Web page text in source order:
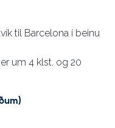
til Barcelona í beinu
um 4 klst. og 20